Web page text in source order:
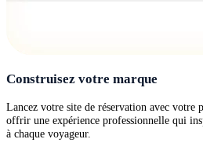
Construisez votre marque
Lancez votre site de réservation avec votre
offrir une expérience professionnelle qui
à chaque voyageur.